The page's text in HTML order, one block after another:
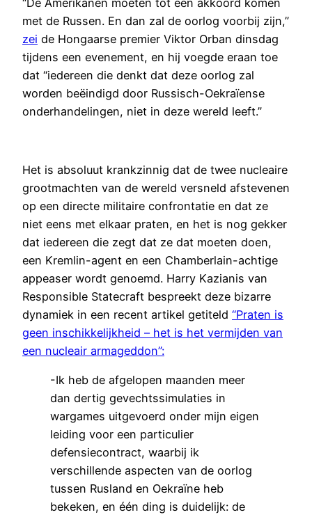
met de Russen. En dan zal de oorlog voorbij zijn,”
zei de Hongaarse premier Viktor Orban dinsdag
tijdens een evenement, en hij voegde eraan toe
dat “iedereen die denkt dat deze oorlog zal
worden beëindigd door Russisch-Oekraïense
onderhandelingen, niet in deze wereld leeft.”
Het is absoluut krankzinnig dat de twee nucleaire
grootmachten van de wereld versneld afstevenen
op een directe militaire confrontatie en dat ze
niet eens met elkaar praten, en het is nog gekker
dat iedereen die zegt dat ze dat moeten doen,
een Kremlin-agent en een Chamberlain-achtige
appeaser wordt genoemd. Harry Kazianis van
Responsible Statecraft bespreekt deze bizarre
dynamiek in een recent artikel getiteld “Praten is
geen inschikkelijkheid – het is het vermijden van
een nucleair armageddon”:
-Ik heb de afgelopen maanden meer
dan dertig gevechtssimulaties in
wargames uitgevoerd onder mijn eigen
leiding voor een particulier
defensiecontract, waarbij ik
verschillende aspecten van de oorlog
tussen Rusland en Oekraïne heb
bekeken, en één ding is duidelijk: de